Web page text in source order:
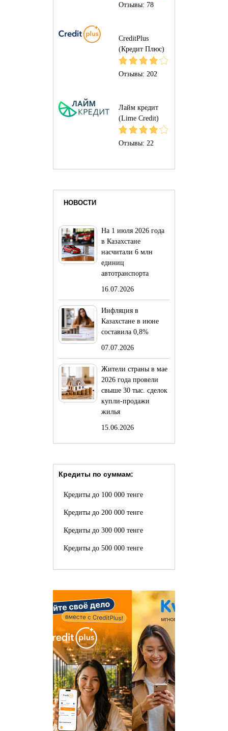
Отзывы: 78
CreditPlus
(Кредит Плюс)
Отзывы: 202
Лайм кредит
(Lime Credit)
Отзывы: 22
НОВОСТИ
На 1 июля 2026 года
в Казахстане
насчитали 6 млн
единиц
автотранспорта
16.07.2026
Инфляция в
Казахстане в июне
составила 0,8%
07.07.2026
Жители страны в мае
2026 года провели
свыше 30 тыс. сделок
купли-продажи
жилья
15.06.2026
Кредиты по суммам:
Кредиты до 100 000 тенге
Кредиты до 200 000 тенге
Кредиты до 300 000 тенге
Кредиты до 500 000 тенге